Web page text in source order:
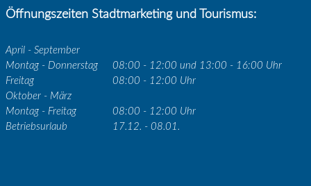
Öffnungszeiten Stadtmarketing und Tourismus:
April - September
Montag - Donnerstag
08:00 - 12:00 und 13:00 - 16:00 Uhr
Freitag
08:00 - 12:00 Uhr
Oktober - März
Montag - Freitag
08:00 - 12:00 Uhr
Betriebsurlaub
17.12. - 08.01.